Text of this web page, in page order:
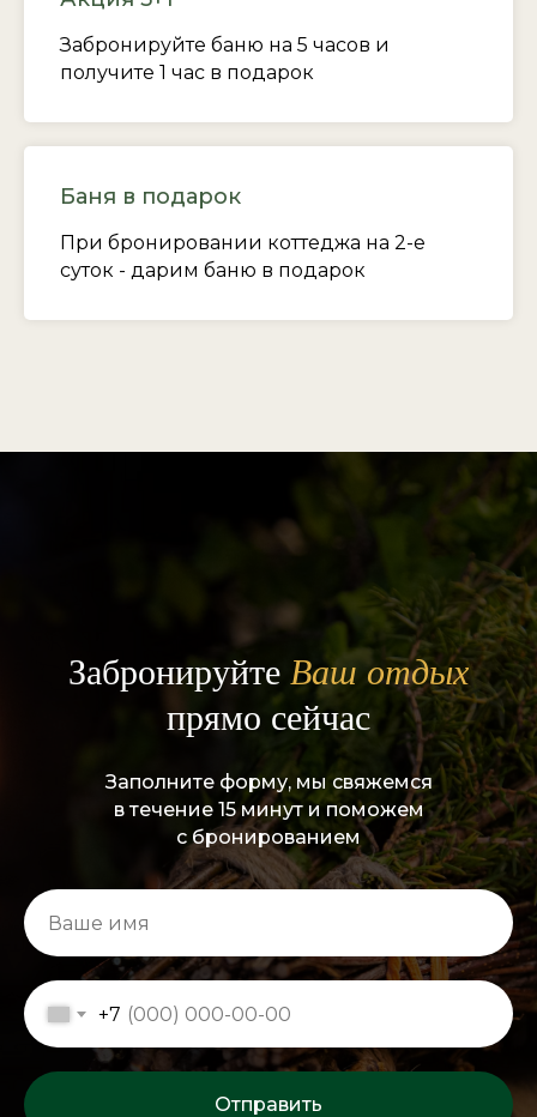
Забронируйте баню на 5 часов и
получите 1 час в подарок
Баня в подарок
При бронировании коттеджа на 2-е
суток - дарим баню в подарок
Забронируйте Ваш отдых
прямо сейчас
Заполните форму, мы свяжемся
в течение 15 минут и поможем
с бронированием
+7
Отправить